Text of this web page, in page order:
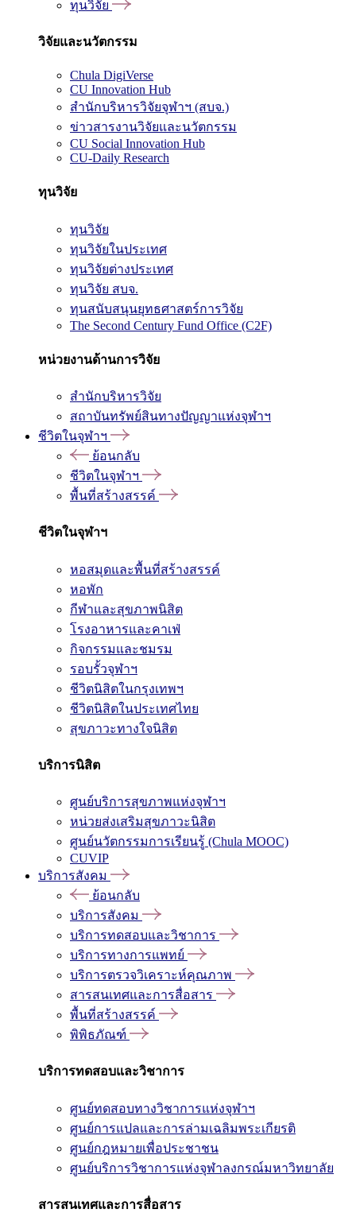
ทุนวิจัย
วิจัยและนวัตกรรม
Chula DigiVerse
CU Innovation Hub
สำนักบริหารวิจัยจุฬาฯ (สบจ.)
ข่าวสารงานวิจัยและนวัตกรรม
CU Social Innovation Hub
CU-Daily Research
ทุนวิจัย
ทุนวิจัย
ทุนวิจัยในประเทศ
ทุนวิจัยต่างประเทศ
ทุนวิจัย สบจ.
ทุนสนับสนุนยุทธศาสตร์การวิจัย
The Second Century Fund Office (C2F)
หน่วยงานด้านการวิจัย
สำนักบริหารวิจัย
สถาบันทรัพย์สินทางปัญญาแห่งจุฬาฯ
ชีวิตในจุฬาฯ
ย้อนกลับ
ชีวิตในจุฬาฯ
พื้นที่สร้างสรรค์
ชีวิตในจุฬาฯ
หอสมุดและพื้นที่สร้างสรรค์
หอพัก
กีฬาและสุขภาพนิสิต
โรงอาหารและคาเฟ่
กิจกรรมและชมรม
รอบรั้วจุฬาฯ
ชีวิตนิสิตในกรุงเทพฯ
ชีวิตนิสิตในประเทศไทย
สุขภาวะทางใจนิสิต
บริการนิสิต
ศูนย์บริการสุขภาพแห่งจุฬาฯ
หน่วยส่งเสริมสุขภาวะนิสิต
ศูนย์นวัตกรรมการเรียนรู้ (Chula MOOC)
CUVIP
บริการสังคม
ย้อนกลับ
บริการสังคม
บริการทดสอบและวิชาการ
บริการทางการแพทย์
บริการตรวจวิเคราะห์คุณภาพ
สารสนเทศและการสื่อสาร
พื้นที่สร้างสรรค์
พิพิธภัณฑ์
บริการทดสอบและวิชาการ
ศูนย์ทดสอบทางวิชาการแห่งจุฬาฯ
ศูนย์การแปลและการล่ามเฉลิมพระเกียรติ
ศูนย์กฎหมายเพื่อประชาชน
ศูนย์บริการวิชาการแห่งจุฬาลงกรณ์มหาวิทยาลัย
สารสนเทศและการสื่อสาร